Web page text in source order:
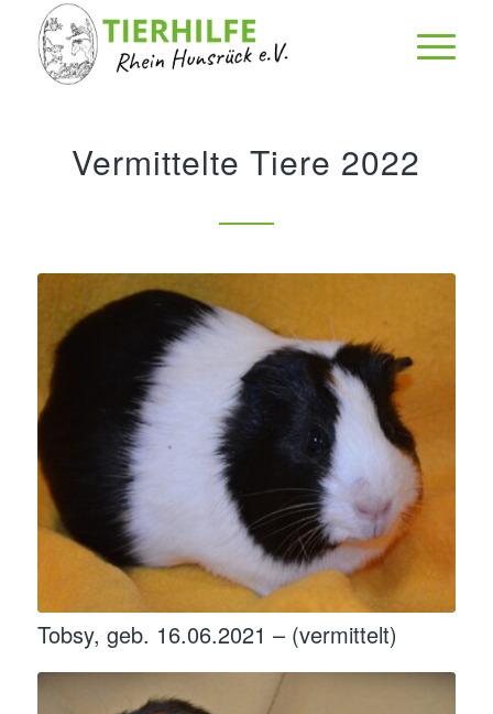
Vermittelte Tiere 2022
Tobsy, geb. 16.06.2021 – (vermittelt)